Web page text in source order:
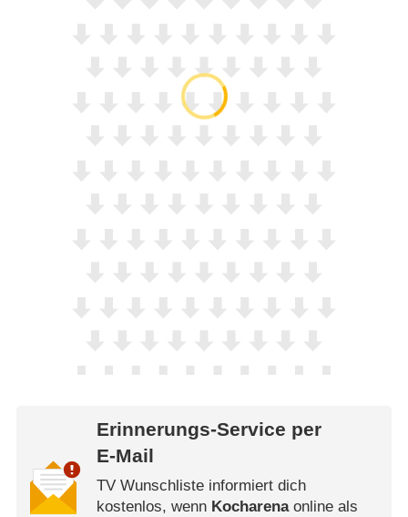
Erinnerungs-Service per
E-Mail
TV Wunschliste informiert dich
kostenlos, wenn Kocharenaonline als